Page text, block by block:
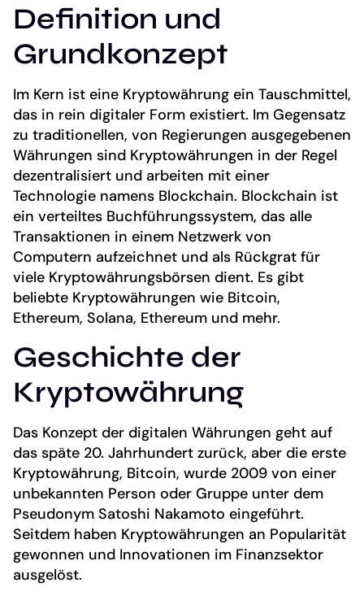
Definition und
Grundkonzept
Im Kern ist eine Kryptowährung ein Tauschmittel,
das in rein digitaler Form existiert. Im Gegensatz
zu traditionellen, von Regierungen ausgegebenen
Währungen sind Kryptowährungen in der Regel
dezentralisiert und arbeiten mit einer
Technologie namens Blockchain. Blockchain ist
ein verteiltes Buchführungssystem, das alle
Transaktionen in einem Netzwerk von
Computern aufzeichnet und als Rückgrat für
viele Kryptowährungsbörsen dient. Es gibt
beliebte Kryptowährungen wie Bitcoin,
Ethereum, Solana, Ethereum und mehr.
Geschichte der
Kryptowährung
Das Konzept der digitalen Währungen geht auf
das späte 20. Jahrhundert zurück, aber die erste
Kryptowährung, Bitcoin, wurde 2009 von einer
unbekannten Person oder Gruppe unter dem
Pseudonym Satoshi Nakamoto eingeführt.
Seitdem haben Kryptowährungen an Popularität
gewonnen und Innovationen im Finanzsektor
ausgelöst.